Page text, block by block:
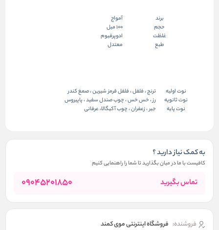
برند
آمواج
حجم
100 میل
غلظت
ادوپرفیوم
طبع
معتدل
نوت اولیه
ترنج ، فلفل ، فلفل قرمز شیرین ، صمغ کندر
نوت ثانویه
رز ، خس خس ، چوب صندل سفید ، پاپیروس
نوت پایه
جیر ، زعفران ، چوب آکیگالا، عرفانی
به کمک نیاز دارید ؟
کافیست با ما در میان بگذارید تا شما را راهنمایی کنیم
تماس بگیرید 09045201850
فروشنده: فروشگاه اینترنتی موی کمند